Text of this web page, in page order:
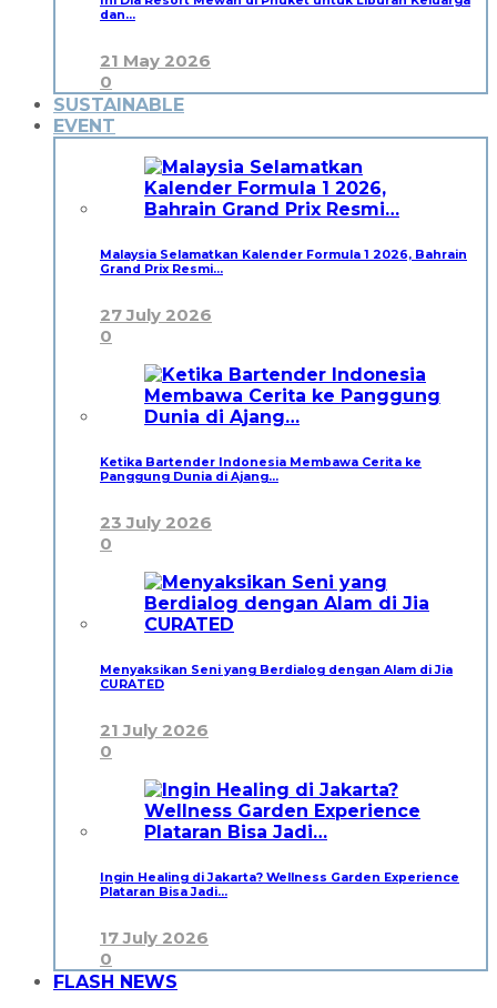
dan…
21 May 2026
0
SUSTAINABLE
EVENT
Malaysia Selamatkan Kalender Formula 1 2026, Bahrain
Grand Prix Resmi…
27 July 2026
0
Ketika Bartender Indonesia Membawa Cerita ke
Panggung Dunia di Ajang…
23 July 2026
0
Menyaksikan Seni yang Berdialog dengan Alam di Jia
CURATED
21 July 2026
0
Ingin Healing di Jakarta? Wellness Garden Experience
Plataran Bisa Jadi…
17 July 2026
0
FLASH NEWS